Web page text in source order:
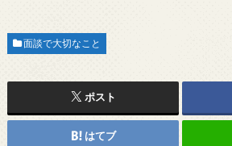
面談で大切なこと
ポスト
はてブ